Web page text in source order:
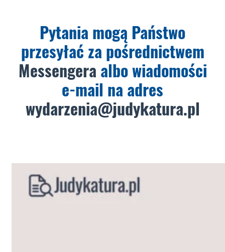
Pytania mogą Państwo
przesyłać za pośrednictwem
Messengera albo wiadomości
e-mail na adres
wydarzenia@judykatura.pl